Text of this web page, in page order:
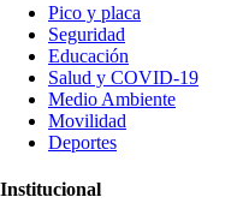
Pico y placa
Seguridad
Educación
Salud y COVID-19
Medio Ambiente
Movilidad
Deportes
Institucional